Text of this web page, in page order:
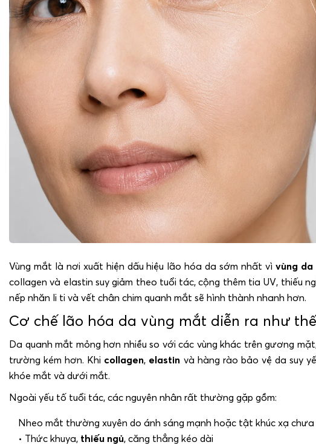
Vùng mắt là nơi xuất hiện dấu hiệu lão hóa da sớm nhất vì vùng
collagen và elastin suy giảm theo tuổi tác, cộng thêm tia UV, thiếu
nếp nhăn li ti và vết chân chim quanh mắt sẽ hình thành nhanh hơn.
Cơ chế lão hóa da vùng mắt diễn ra như
Da quanh mắt mỏng hơn nhiều so với các vùng khác trên gương
trường kém hơn. Khi collagen, elastin và hàng rào bảo vệ da suy
khóe mắt và dưới mắt.
Ngoài yếu tố tuổi tác, các nguyên nhân rất thường gặp gồm:
Nheo mắt thường xuyên do ánh sáng mạnh hoặc tật khúc xạ chưa
• Thức khuya, thiếu ngủ, căng thẳng kéo dài